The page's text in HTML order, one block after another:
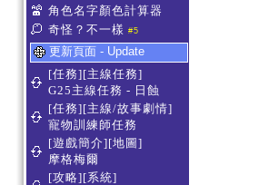
角色名字顏色計算器
奇怪？不一樣 #5
更新頁面 - Update
[任務][主線任務]
G25主線任務 - 日蝕
[任務][主線/故事劇情]
寵物訓練師任務
[遊戲簡介][地圖]
摩格梅爾
[攻略][系統]